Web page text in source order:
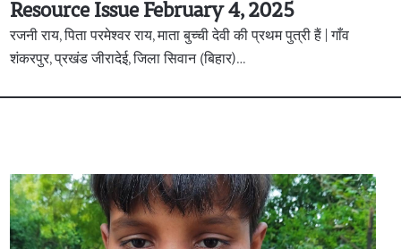
Resource Issue February 4, 2025
रजनी राय, पिता परमेश्वर राय, माता बुच्ची देवी की प्रथम पुत्री हैं | गाँव
शंकरपुर, प्रखंड जीरादेई, जिला सिवान (बिहार)…